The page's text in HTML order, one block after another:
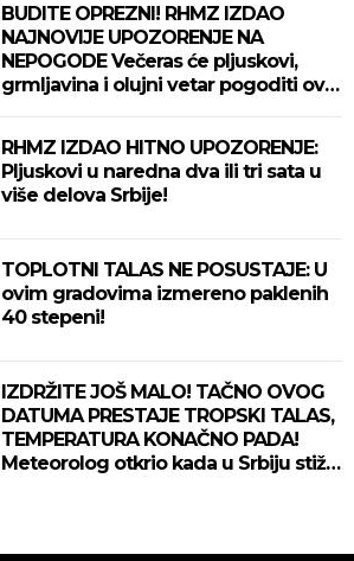
BUDITE OPREZNI! RHMZ IZDAO
NAJNOVIJE UPOZORENJE NA
NEPOGODE Večeras će pljuskovi,
grmljavina i olujni vetar pogoditi ove
RHMZ IZDAO HITNO UPOZORENJE:
Pljuskovi u naredna dva ili tri sata u
više delova Srbije!
TOPLOTNI TALAS NE POSUSTAJE: U
ovim gradovima izmereno paklenih
40 stepeni!
IZDRŽITE JOŠ MALO! TAČNO OVOG
DATUMA PRESTAJE TROPSKI TALAS,
TEMPERATURA KONAČNO PADA!
Meteorolog otkrio kada u Srbiju stiže